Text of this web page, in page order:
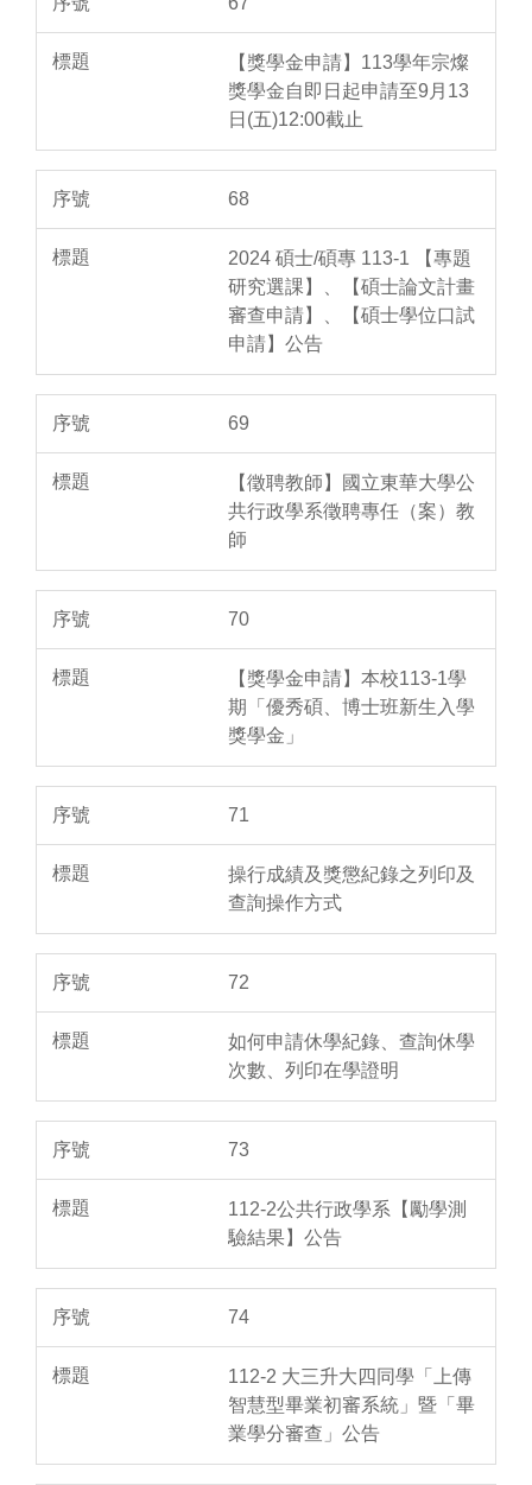
【獎學金申請】113學年宗燦
獎學金自即日起申請至9月13
日(五)12:00截止
68
2024 碩士/碩專 113-1 【專題
研究選課】、【碩士論文計畫
審查申請】、【碩士學位口試
申請】公告
69
【徵聘教師】國立東華大學公
共行政學系徵聘專任（案）教
師
70
【獎學金申請】本校113-1學
期「優秀碩、博士班新生入學
獎學金」
71
操行成績及獎懲紀錄之列印及
查詢操作方式
72
如何申請休學紀錄、查詢休學
次數、列印在學證明
73
112-2公共行政學系【勵學測
驗結果】公告
74
112-2 大三升大四同學「上傳
智慧型畢業初審系統」暨「畢
業學分審查」公告